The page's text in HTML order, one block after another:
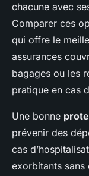
chacune avec
Comparer ces
qui offre le
assurances
bagages ou les
pratique en cas
Une bonne
prévenir des
cas
exorbitants sans